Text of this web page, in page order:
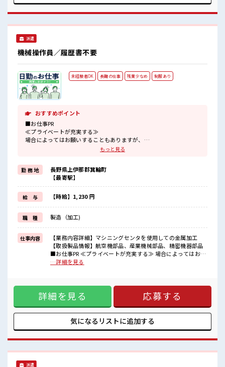
派遣
機械操作員／履歴書不要
未経験者OK 長期の仕事 残業少なめ 制服あり
おすすめポイント
■お仕事PR
≪プライベートが充実する≫
場合によってはお願いすることもありますが、
制服があるので、
毎日の服装の悩み解消♪
≪未経験OKの仕事≫
新しいことにチャレンジするのは不安だけど、
しっかり働く環境が整っています！
イチからスキルUP・ステップUP目指していきましょう！
≪自分に合った期間で働ける≫
福利厚生が整った派遣のお仕事です！
■職場の雰囲気
残業はほとんどありません！
未経験から始めた方もイッパイ！
まずはチャレンジしてみませんか？
もっと見る
勤 務 地
長野県上伊那郡箕輪町
【最寄駅】
給 与 【時給】1,230 円
職 種 製造（加工)
仕事内容
【業務内容詳細】マシニングセンタを使用しての金属加工
【取扱製品情報】航空機部品、産業機械部品、精密機器部品
■お仕事PR ≪プライベートが充実する≫ 場合によってはお願
いすることもありますが、 残業はほとんどナシ！ ≪ラクラク
しっかり働く環境が整っています！ イチからスキルUP・ステ
ップUP目指していきましょう！ ≪自分に合った期間で働ける
≫ 福利厚生が整った派遣のお仕事です！ ■職場の雰囲気 残業
はほとんどありません！ 未経験から始めた方もイッパイ！ ま
ずはチャレンジしてみませんか？
…詳細を見る
詳細を見る 応募する
気になるリストに追加する
派遣